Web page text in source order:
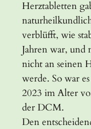
Herztabletten
verblüfft, wie
Jahren war, und
nicht an seinen
werde. So war
2023 im Alter
der DCM.
Den